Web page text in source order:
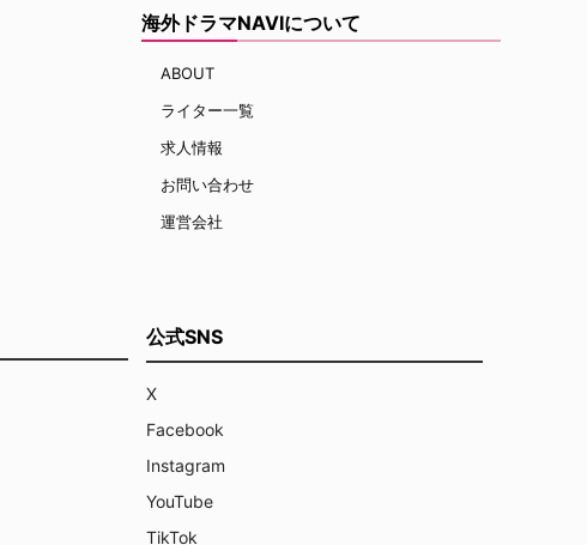
海外ドラマNAVIについて
ABOUT
ライター一覧
求人情報
お問い合わせ
運営会社
公式SNS
X
Facebook
Instagram
YouTube
TikTok